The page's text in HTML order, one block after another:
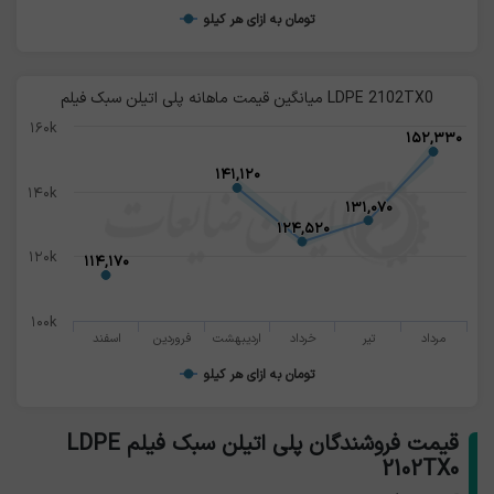
تومان به ازای هر کیلو
میانگین قیمت ماهانه پلی اتیلن سبک فیلم LDPE 2102TX0
۱۱۴,۱۷۰
۱۱۴,۱۷۰
۱۴۱,۱۲۰
۱۴۱,۱۲۰
۱۲۴,۵۲۰
۱۲۴,۵۲۰
۱۳۱,۰۷۰
۱۳۱,۰۷۰
۱۵۲,۳۳۰
۱۵۲,۳۳۰
تومان به ازای هر کیلو
اسفند فروردین اردیبهشت خرداد تیر مرداد
۱۰۰k
۱۲۰k
۱۴۰k
۱۶۰k
قیمت فروشندگان پلی اتیلن سبک فیلم LDPE
2102TX0